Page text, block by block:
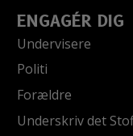
ENGAGÉR DIG
Undervisere
Politi
Forældre
Underskriv det